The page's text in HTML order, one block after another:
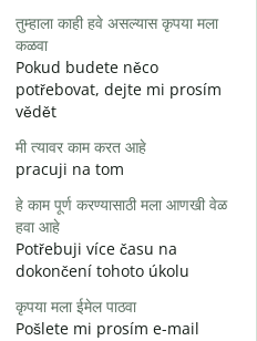
तुम्हाला काही हवे असल्यास कृपया मला
कळवा
Pokud budete něco
potřebovat, dejte mi prosím
vědět
मी त्यावर काम करत आहे
pracuji na tom
हे काम पूर्ण करण्यासाठी मला आणखी वेळ
हवा आहे
Potřebuji více času na
dokončení tohoto úkolu
कृपया मला ईमेल पाठवा
Pošlete mi prosím e-mail